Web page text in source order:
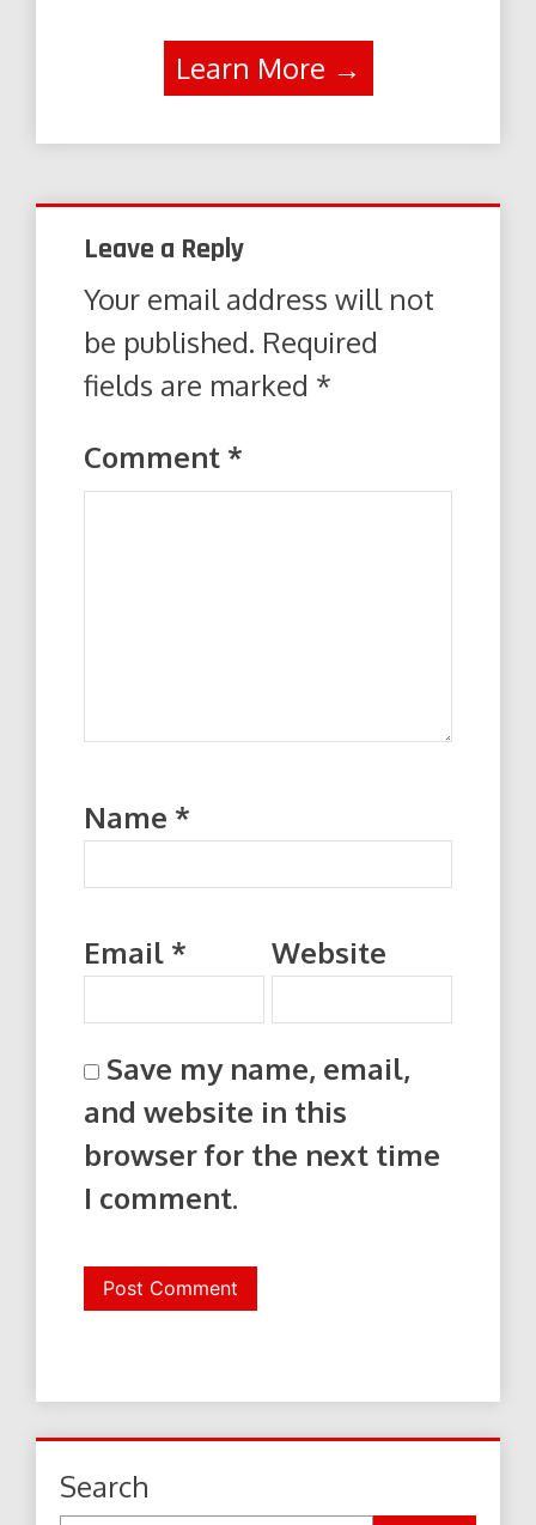
Learn More →
Leave a Reply
Your email address will not
be published. Required
fields are marked *
Comment *
Name *
Email * Website
Save my name, email,
and website in this
browser for the next time
I comment.
Search